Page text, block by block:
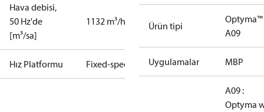
Hava debisi,
50 Hz'de
[m³/sa]
1132 m³/h
Hız Platformu Fixed-speed
Ürün tipi
Optyma™
A09
Uygulamalar MBP
A09 :
Optyma